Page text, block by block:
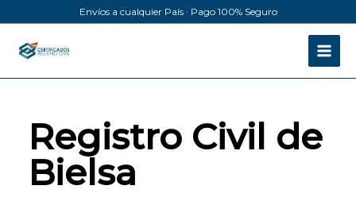
al
contenido
Envíos a cualquier País · Pago 100% Seguro
Registro Civil de
Bielsa